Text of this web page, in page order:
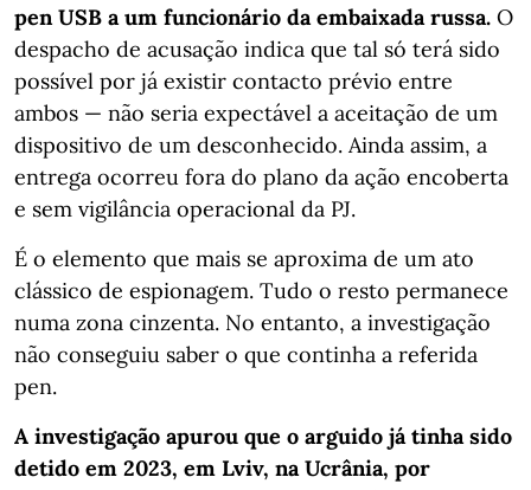
pen USB a um funcionário da embaixada russa. O
despacho de acusação indica que tal só terá sido
possível por já existir contacto prévio entre
ambos — não seria expectável a aceitação de um
dispositivo de um desconhecido. Ainda assim, a
entrega ocorreu fora do plano da ação encoberta
e sem vigilância operacional da PJ.
É o elemento que mais se aproxima de um ato
clássico de espionagem. Tudo o resto permanece
numa zona cinzenta. No entanto, a investigação
não conseguiu saber o que continha a referida
pen.
A investigação apurou que o arguido já tinha sido
detido em 2023, em Lviv, na Ucrânia, por